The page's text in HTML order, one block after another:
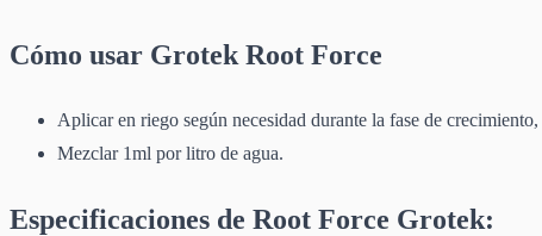
Cómo usar Grotek Root Force
Aplicar en riego según necesidad durante la fase de
Mezclar 1ml por litro de agua.
Especificaciones de Root Force Grotek: